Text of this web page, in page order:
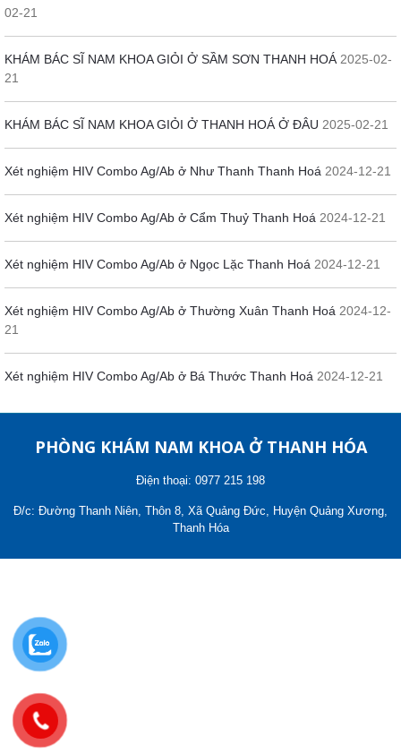
02-21
KHÁM BÁC SĨ NAM KHOA GIỎI Ở SẦM SƠN THANH HOÁ 2025-02-
21
KHÁM BÁC SĨ NAM KHOA GIỎI Ở THANH HOÁ Ở ĐÂU 2025-02-21
Xét nghiệm HIV Combo Ag/Ab ở Như Thanh Thanh Hoá 2024-12-21
Xét nghiệm HIV Combo Ag/Ab ở Cẩm Thuỷ Thanh Hoá 2024-12-21
Xét nghiệm HIV Combo Ag/Ab ở Ngọc Lặc Thanh Hoá 2024-12-21
Xét nghiệm HIV Combo Ag/Ab ở Thường Xuân Thanh Hoá 2024-12-
21
Xét nghiệm HIV Combo Ag/Ab ở Bá Thước Thanh Hoá 2024-12-21
PHÒNG KHÁM NAM KHOA Ở THANH HÓA
Điện thoại: 0977 215 198
Đ/c: Đường Thanh Niên, Thôn 8, Xã Quảng Đức, Huyện Quảng Xương,
Thanh Hóa